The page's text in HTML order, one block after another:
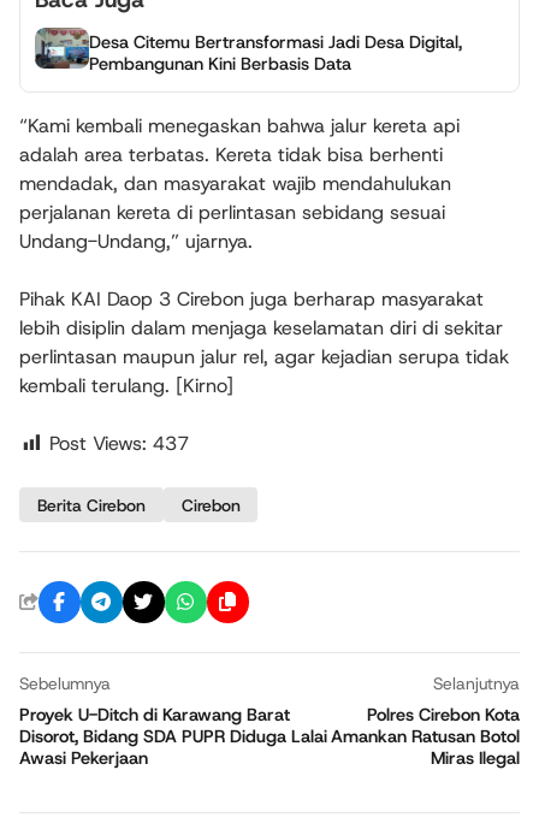
Desa Citemu Bertransformasi Jadi Desa Digital,
Pembangunan Kini Berbasis Data
“Kami kembali menegaskan bahwa jalur kereta api
adalah area terbatas. Kereta tidak bisa berhenti
mendadak, dan masyarakat wajib mendahulukan
perjalanan kereta di perlintasan sebidang sesuai
Undang-Undang,” ujarnya.
Pihak KAI Daop 3 Cirebon juga berharap masyarakat
lebih disiplin dalam menjaga keselamatan diri di sekitar
perlintasan maupun jalur rel, agar kejadian serupa tidak
kembali terulang. [Kirno]
Post Views: 437
Berita Cirebon Cirebon
Sebelumnya
Proyek U-Ditch di Karawang Barat
Disorot, Bidang SDA PUPR Diduga Lalai
Awasi Pekerjaan
Selanjutnya
Polres Cirebon Kota
Amankan Ratusan Botol
Miras Ilegal